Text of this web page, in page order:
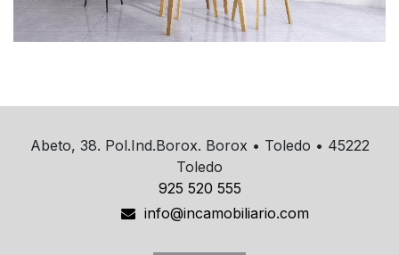
Abeto, 38. Pol.Ind.Borox. Borox • Toledo • 45222
Toledo
925 520 555
info@incamobiliario.com